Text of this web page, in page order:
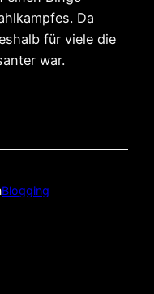
Da
für viele die
war.
Blogging